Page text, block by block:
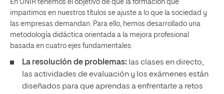
En UNIR tenemos el objetivo de que la formación que
impartimos en nuestros títulos se ajuste a lo que la sociedad y
las empresas demandan. Para ello, hemos desarrollado una
metodología didáctica orientada a la mejora profesional
basada en cuatro ejes fundamentales:
La resolución de problemas: las clases en directo,
las actividades de evaluación y los exámenes están
diseñados para que aprendas a enfrentarte a retos